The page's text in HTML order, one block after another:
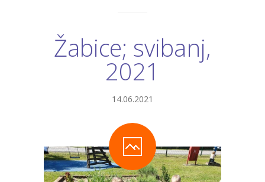
Kontakt
Stručna usavršavanja
Žabice; svibanj,
2021
14.06.2021